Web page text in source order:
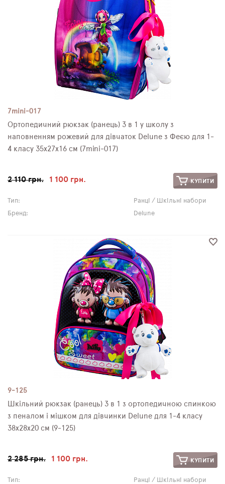
7mini-017
Ортопедичний рюкзак (ранець) 3 в 1 у школу з
наповненням рожевий для дівчаток Delune з Феєю для 1-
4 класу 35х27х16 см (7mini-017)
2 110 грн. 1 100 грн. КУПИТИ
Тип:
Ранці / Шкільні набори
Бренд:
Delune
9-125
Шкільний рюкзак (ранець) 3 в 1 з ортопедичною спинкою
з пеналом і мішком для дівчинки Delune для 1-4 класу
38х28х20 см (9-125)
2 285 грн. 1 100 грн. КУПИТИ
Тип:
Ранці / Шкільні набори